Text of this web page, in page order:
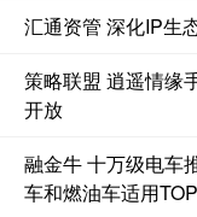
汇通资管 深化IP生
策略联盟 逍遥情缘
开放
融金牛 十万级电车
车和燃油车适用